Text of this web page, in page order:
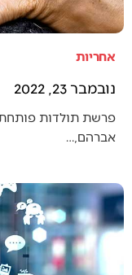
אחריות
נובמבר 23, 2022
פרשת תולדות פותחת
אברהם,…